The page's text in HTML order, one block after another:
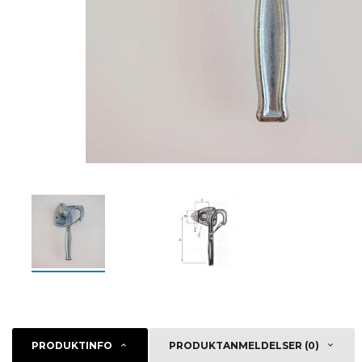
PRODUKTINFO PRODUKTANMELDELSER (0)